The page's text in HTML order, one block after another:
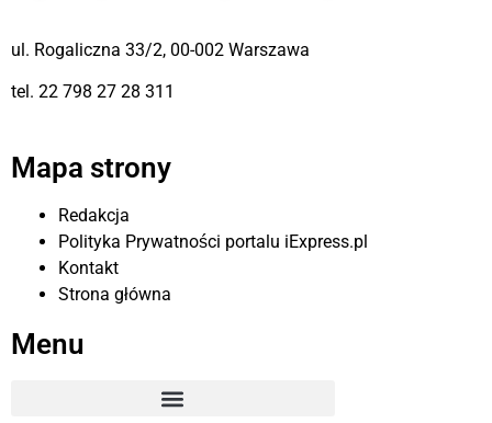
ul. Rogaliczna 33/2, 00-002 Warszawa
tel. 22 798 27 28 311
Mapa strony
Redakcja
Polityka Prywatności portalu iExpress.pl
Kontakt
Strona główna
Menu